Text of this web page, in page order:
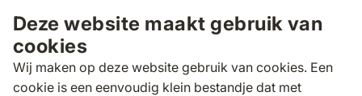
Deze website maakt gebruik van
cookies
Wij maken op deze website gebruik van cookies. Een
cookie is een eenvoudig klein bestandje dat met